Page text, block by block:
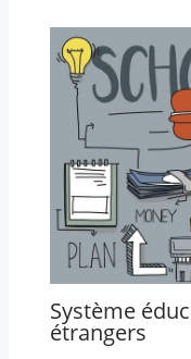
Système
étrangers